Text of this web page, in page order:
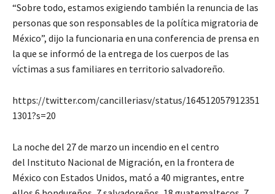
“Sobre todo, estamos exigiendo también la renuncia de las
personas que son responsables de la política migratoria de
México”, dijo la funcionaria en una conferencia de prensa en
la que se informó de la entrega de los cuerpos de las
víctimas a sus familiares en territorio salvadoreño.
https://twitter.com/cancilleriasv/status/164512057912351
1301?s=20
La noche del 27 de marzo un incendio en el centro
del Instituto Nacional de Migración, en la frontera de
México con Estados Unidos, mató a 40 migrantes, entre